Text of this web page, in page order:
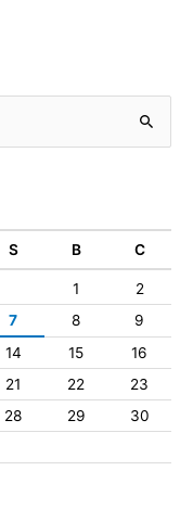
S B C
1
2
7 8
9
14 15
16
21 22
23
28 29
30